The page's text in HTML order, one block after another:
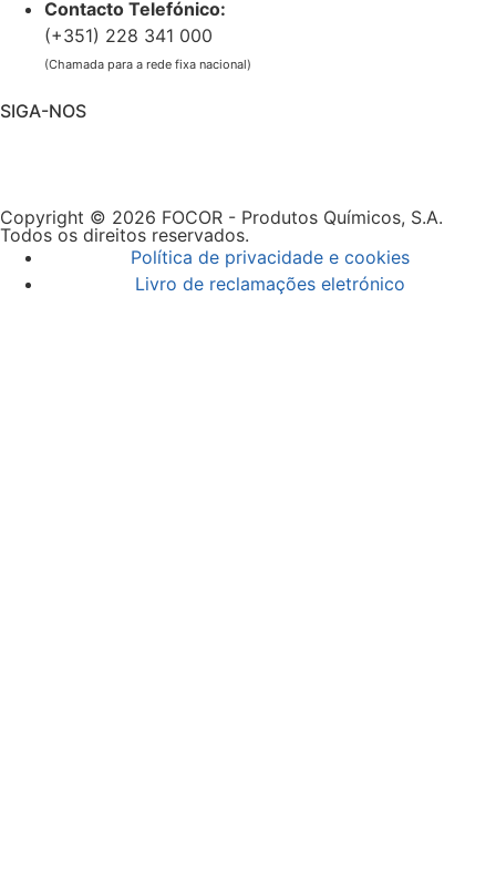
Contacto Telefónico:
(+351) 228 341 000
(Chamada para a rede fixa nacional)
SIGA-NOS
Copyright © 2026 FOCOR - Produtos Químicos, S.A.
Todos os direitos reservados.
Política de privacidade e cookies
Livro de reclamações eletrónico